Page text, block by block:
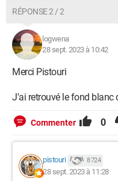
RÉPONSE 2 / 2
logwena
28 sept. 2023 à 10:42
Merci Pistouri
J'ai retrouvé le fond blanc
Commenter 0
pistouri 8 724
28 sept. 2023 à 11:28